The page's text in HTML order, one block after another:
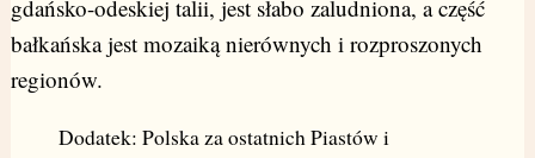
gdańsko-odeskiej talii, jest słabo zaludniona, a część
bałkańska jest mozaiką nierównych i rozproszonych
regionów.
Dodatek: Polska za ostatnich Piastów i